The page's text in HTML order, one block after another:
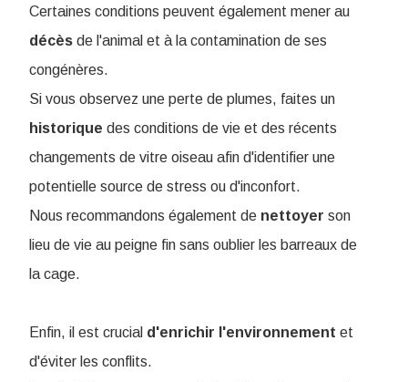
Certaines conditions peuvent également mener au
décès de l'animal et à la contamination de ses
congénères.
Si vous observez une perte de plumes, faites un
historique des conditions de vie et des récents
changements de vitre oiseau afin d'identifier une
potentielle source de stress ou d'inconfort.
Nous recommandons également de nettoyer son
lieu de vie au peigne fin sans oublier les barreaux de
la cage.
Enfin, il est crucial d'enrichir l'environnement et
d'éviter les conflits.